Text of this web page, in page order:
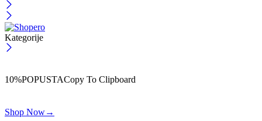
Kategorije
10%POPUSTACopy To Clipboard
Shop Now→